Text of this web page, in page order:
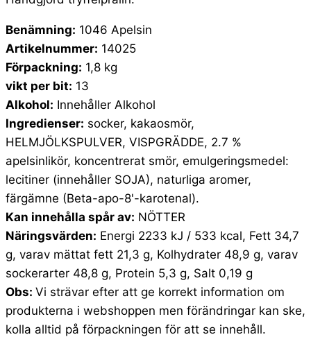
Benämning: 1046 Apelsin
Artikelnummer: 14025
Förpackning: 1,8 kg
vikt per bit: 13
Alkohol: Innehåller Alkohol
Ingredienser: socker, kakaosmör,
HELMJÖLKSPULVER, VISPGRÄDDE, 2.7 %
apelsinlikör, koncentrerat smör, emulgeringsmedel:
lecitiner (innehåller SOJA), naturliga aromer,
färgämne (Beta-apo-8'-karotenal).
Kan innehålla spår av: NÖTTER
Näringsvärden: Energi 2233 kJ / 533 kcal, Fett 34,7
g, varav mättat fett 21,3 g, Kolhydrater 48,9 g, varav
sockerarter 48,8 g, Protein 5,3 g, Salt 0,19 g
Obs: Vi strävar efter att ge korrekt information om
produkterna i webshoppen men förändringar kan ske,
kolla alltid på förpackningen för att se innehåll.